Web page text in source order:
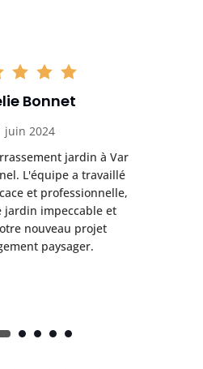
Bonnet
juin 2024
jardin à Var
L'équipe a travaillé
et professionnelle,
jardin impeccable et
nouveau projet
paysager.